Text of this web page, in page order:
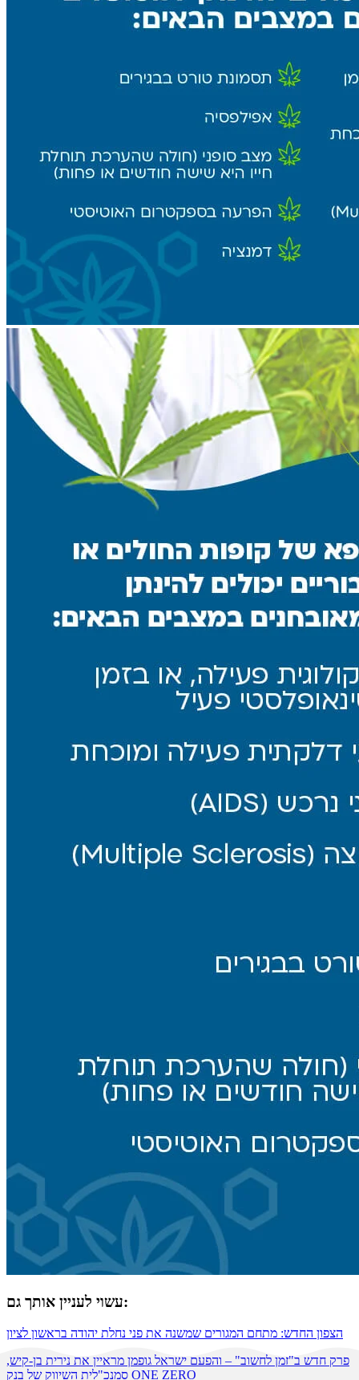
עשוי לעניין אותך גם:
הצפון החדש: מתחם המגורים שמשנה את פני נחלת יהודה בראשון לציון
פרק חדש ב"זמן לחשוב" – והפעם ישראל גופמן מראיין את נירית בן-קיש,
סמנכ"לית השיווק של בנק ONE ZERO